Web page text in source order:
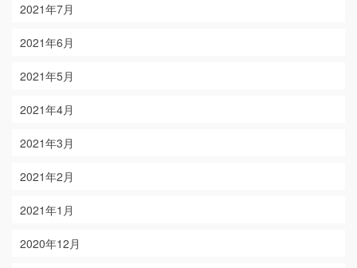
2021年7月
2021年6月
2021年5月
2021年4月
2021年3月
2021年2月
2021年1月
2020年12月